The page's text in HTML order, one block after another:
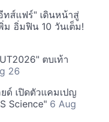
ส์แฟร์" เดินหน้าสู่
ม อิ่มฟิน 10 วันเต็ม!
ตบเท้า
26
ด์ เปิดตัวแคมเปญ
Science" 6 Aug